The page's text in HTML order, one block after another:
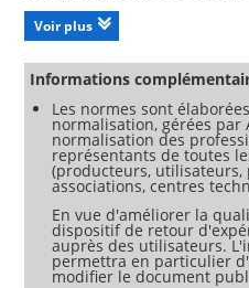
européenne spécifie les
caractéristiques exigées d'un
filetage externe, de type
pour utilisation dans les
fluides à 220 psi, diamètre D
d'applications aérospatiales.
valid for order. Il s'agit d'une
valable pour une
for plug in union. Ce raccord
Voir plus
Informations
Les normes sont
normalisation, gérées par
normalisation des
représentants de toutes
(producteurs, utilisateurs,
associations, centres
En vue d'améliorer la
dispositif de retour
auprès des utilisateurs.
permettra en particulier
modifier le document